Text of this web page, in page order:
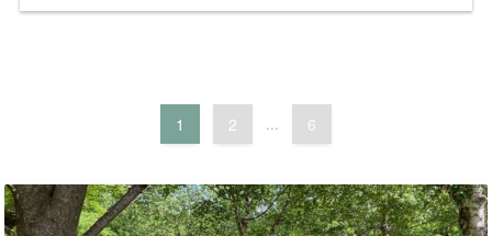
1 2 ... 6